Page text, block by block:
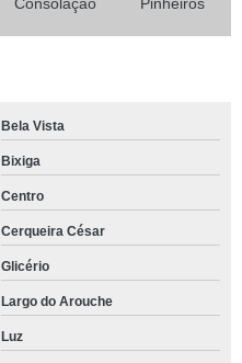
Bela Vista
Bixiga
Centro
Cerqueira César
Glicério
Largo do Arouche
Luz